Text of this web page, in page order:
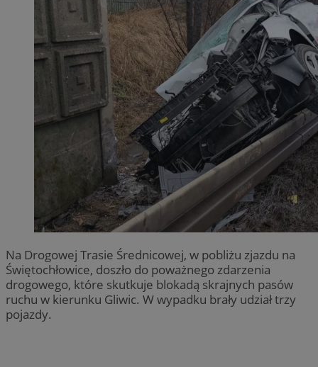
Na Drogowej Trasie Średnicowej, w pobliżu zjazdu na
Świętochłowice, doszło do poważnego zdarzenia
drogowego, które skutkuje blokadą skrajnych pasów
ruchu w kierunku Gliwic. W wypadku brały udział trzy
pojazdy.